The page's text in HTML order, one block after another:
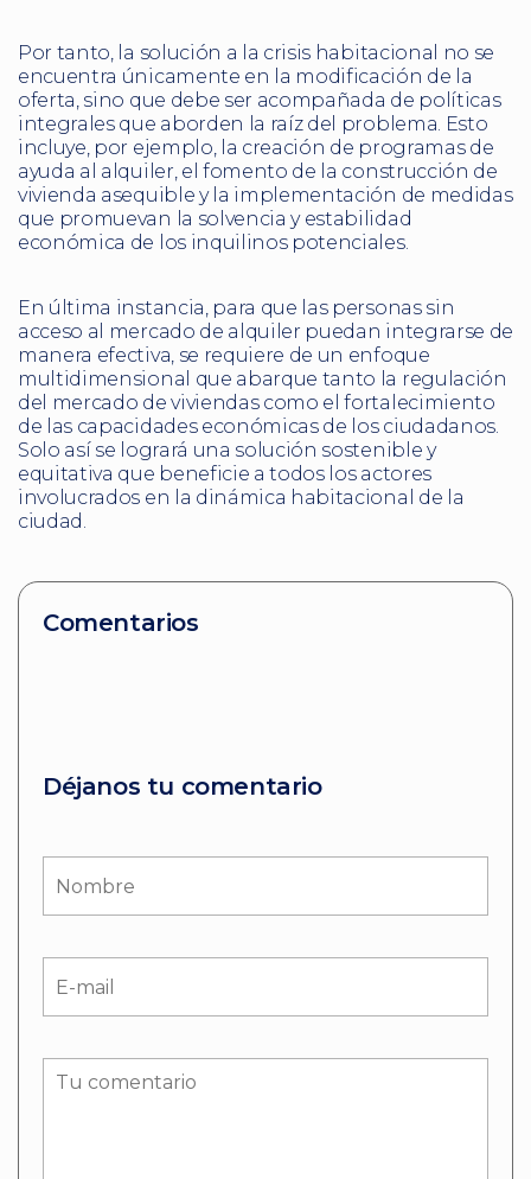
Por tanto, la solución a la crisis habitacional no se
encuentra únicamente en la modificación de la
oferta, sino que debe ser acompañada de políticas
integrales que aborden la raíz del problema. Esto
incluye, por ejemplo, la creación de programas de
ayuda al alquiler, el fomento de la construcción de
vivienda asequible y la implementación de medidas
que promuevan la solvencia y estabilidad
económica de los inquilinos potenciales.
En última instancia, para que las personas sin
acceso al mercado de alquiler puedan integrarse de
manera efectiva, se requiere de un enfoque
multidimensional que abarque tanto la regulación
del mercado de viviendas como el fortalecimiento
de las capacidades económicas de los ciudadanos.
Solo así se logrará una solución sostenible y
equitativa que beneficie a todos los actores
involucrados en la dinámica habitacional de la
ciudad.
Comentarios
Déjanos tu comentario